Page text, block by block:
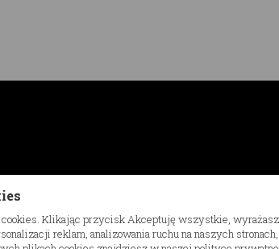
Klikając przycisk Akceptuję wszystkie, wyrażasz
reklam, analizowania ruchu na naszych